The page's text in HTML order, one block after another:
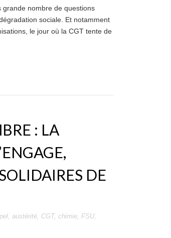
nombre de questions
sociale. Et notamment
le jour où la CGT tente de
: LA
DE
, austérité, CGT, chimie, FSU,